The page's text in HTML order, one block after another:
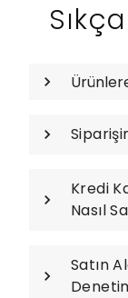
Kredi
Nasıl
Satın